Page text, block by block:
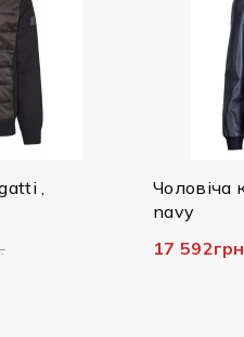
куртка Bugatti 125/079
21 990грн.